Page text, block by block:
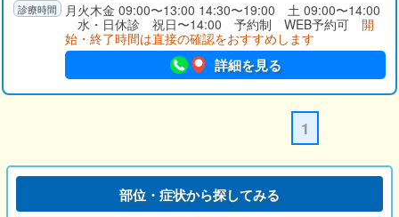
月火木金 09:00〜13:00 14:30〜19:00 土 09:00〜14:00
水・日休診 祝日〜14:00 予約制 WEB予約可 開
始・終了時間は直接の確認をおすすめします
詳細を見る
1
部位・症状から探してみる